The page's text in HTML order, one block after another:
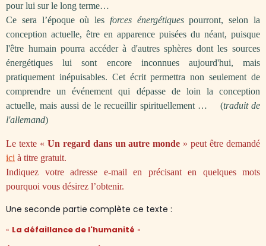
pour lui sur le long terme…
Ce sera l’époque où les forces énergétiquespourront, selon la
conception actuelle, être en apparence puisées du néant, puisque
l'être humain pourra accéder à d'autres sphères dont les sources
énergétiques lui sont encore inconnues aujourd'hui, mais
pratiquement inépuisables. Cet écrit permettra non seulement de
comprendre un événement qui dépasse de loin la conception
actuelle, mais aussi de le recueillir spirituellement … (traduit de
l'allemand)
Le texte « Un regard dans un autre monde »peut être demandé
ici à titre gratuit.
Indiquez votre adresse e-mail en précisant en quelques mots
pourquoi vous désirez l’obtenir.
Une seconde partie complète ce texte :
« La défaillance de l'humanité »